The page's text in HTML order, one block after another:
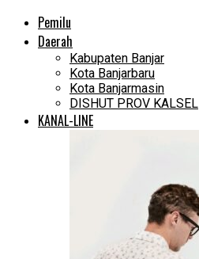
Pemilu
Daerah
Kabupaten Banjar
Kota Banjarbaru
Kota Banjarmasin
DISHUT PROV KALSEL
KANAL-LINE